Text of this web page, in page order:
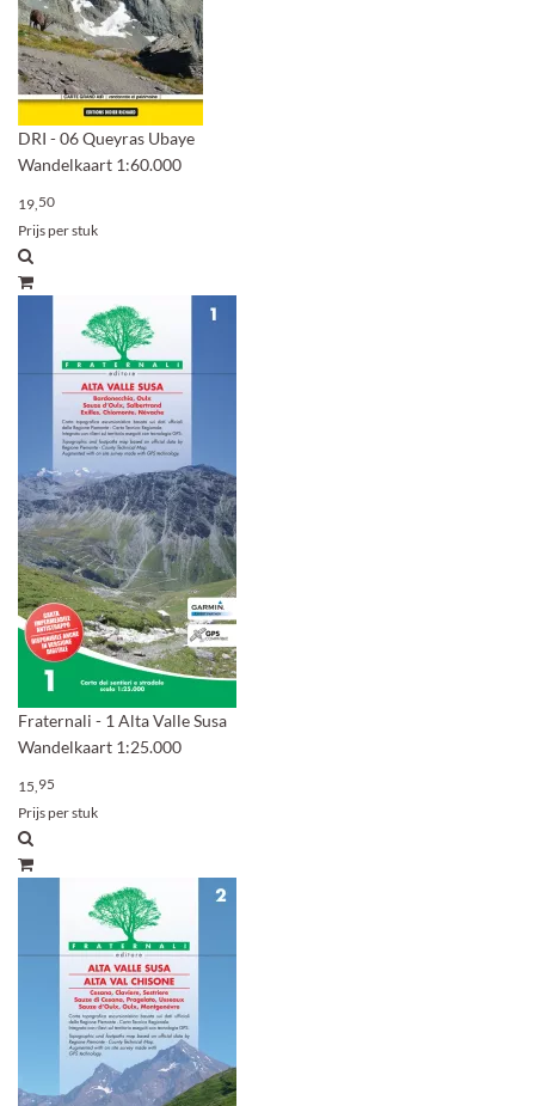
DRI - 06 Queyras Ubaye
Wandelkaart 1:60.000
19,50
Prijs per stuk
Fraternali - 1 Alta Valle Susa
Wandelkaart 1:25.000
15,95
Prijs per stuk